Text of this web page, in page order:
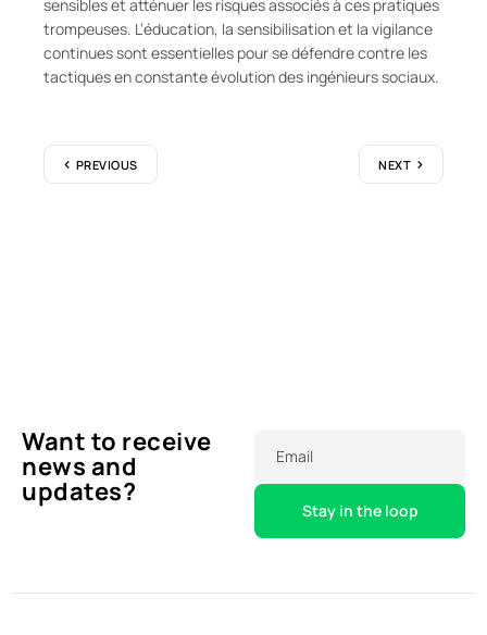
sensibles et atténuer les risques associés à ces pratiques
trompeuses. L’éducation, la sensibilisation et la vigilance
continues sont essentielles pour se défendre contre les
tactiques en constante évolution des ingénieurs sociaux.
PREVIOUS NEXT
Want to receive
news and
updates?
Email